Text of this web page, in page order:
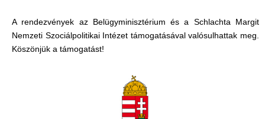
A rendezvények az Belügyminisztérium és a Schlachta Margit
Nemzeti Szociálpolitikai Intézet támogatásával valósulhattak meg.
Köszönjük a támogatást!